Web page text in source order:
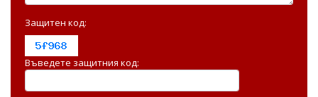
Защитен код:
Въведете защитния код: